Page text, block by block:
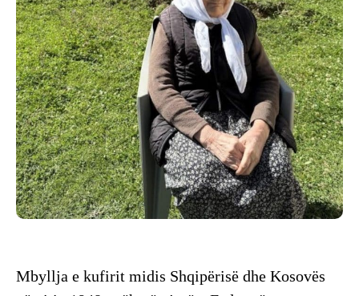
Mbyllja e kufirit midis Shqipërisë dhe Kosovës